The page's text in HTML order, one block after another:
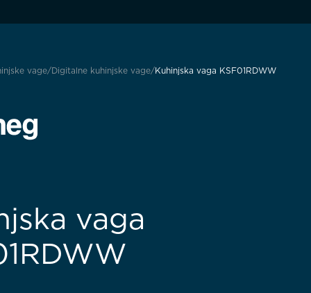
vage Digitalne kuhinjske vage Kuhinjska vaga KSF01RDWW
vaga